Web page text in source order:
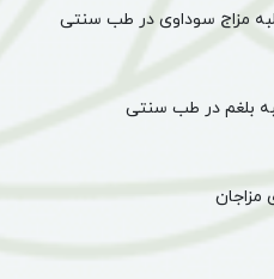
مزاج سوداوی در طب سنتی
بلغم در طب سنتی
مزاجان